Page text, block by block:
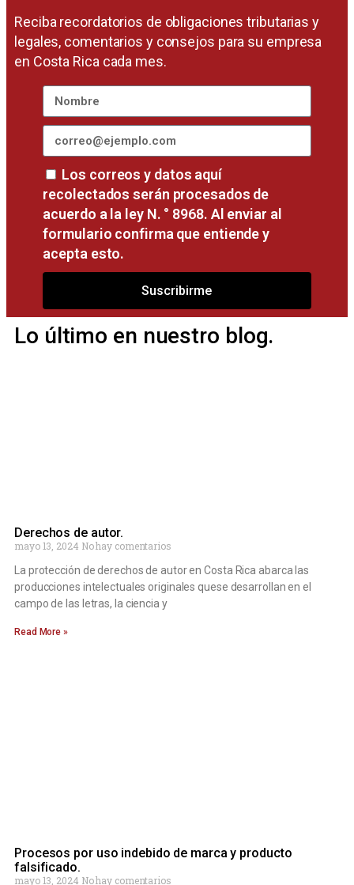
Reciba recordatorios de obligaciones tributarias y
legales, comentarios y consejos para su empresa
en Costa Rica cada mes.
Los correos y datos aquí
recolectados serán procesados de
acuerdo a la ley N. ° 8968. Al enviar al
formulario confirma que entiende y
acepta esto.
Suscribirme
Lo último en nuestro blog.
Derechos de autor.
mayo 13, 2024 No hay comentarios
La protección de derechos de autor en Costa Rica abarca las
producciones intelectuales originales quese desarrollan en el
campo de las letras, la ciencia y
Read More »
Procesos por uso indebido de marca y producto
falsificado.
mayo 13, 2024 No hay comentarios